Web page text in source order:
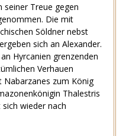
Treue gegen
Die mit
Söldner nebst
sich an Alexander.
Hyrcanien grenzenden
Verhauen
zum König
Thalestris
wieder nach